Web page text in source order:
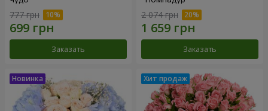
777 грн
Заказать
2 074 грн
Заказать